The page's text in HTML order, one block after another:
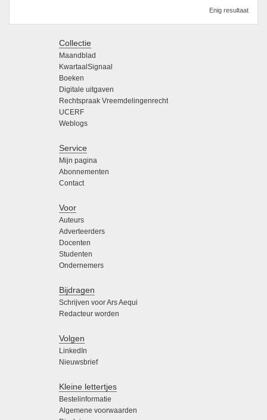
Enig resultaat
Collectie
Maandblad
KwartaalSignaal
Boeken
Digitale uitgaven
Rechtspraak Vreemdelingenrecht
UCERF
Weblogs
Service
Mijn pagina
Abonnementen
Contact
Voor
Auteurs
Adverteerders
Docenten
Studenten
Ondernemers
Bijdragen
Schrijven voor Ars Aequi
Redacteur worden
Volgen
LinkedIn
Nieuwsbrief
Kleine lettertjes
Bestelinformatie
Algemene voorwaarden